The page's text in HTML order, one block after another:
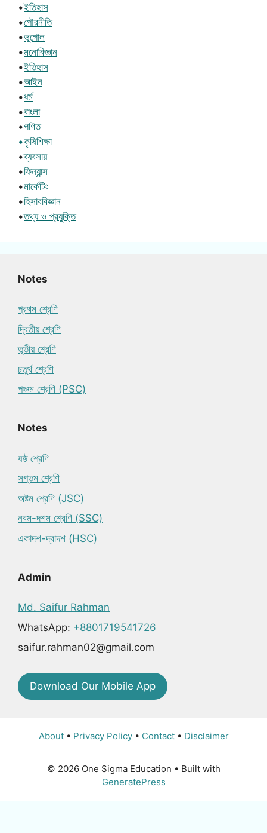
•ইতিহাস
•পৌরনীতি
•ভূগোল
•মনোবিজ্ঞান
•ইতিহাস
•আইন
•ধর্ম
•বাংলা
•গণিত
•কৃষিশিক্ষা
•ব্যবসায়
•ফিন্যান্স
•মার্কেটিং
•হিসাববিজ্ঞান
•তথ্য ও প্রযুক্তি
Notes
প্রথম শ্রেণি
দ্বিতীয় শ্রেণি
তৃতীয় শ্রেণি
চতুর্থ শ্রেণি
পঞ্চম শ্রেণি (PSC)
Notes
ষষ্ঠ শ্রেণি
সপ্তম শ্রেণি
অষ্টম শ্রেণি (JSC)
নবম-দশম শ্রেণি (SSC)
একাদশ-দ্বাদশ (HSC)
Admin
Md. Saifur Rahman
WhatsApp: +8801719541726
saifur.rahman02@gmail.com
Download Our Mobile App
About• Privacy Policy• Contact• Disclaimer
© 2026 One Sigma Education • Built with
GeneratePress